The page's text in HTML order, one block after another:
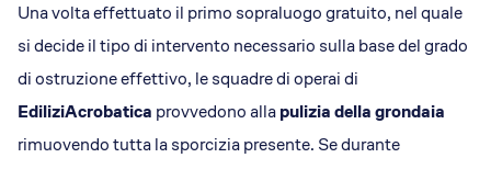
Una volta effettuato il primo sopraluogo gratuito, nel quale
si decide il tipo di intervento necessario sulla base del grado
di ostruzione effettivo, le squadre di operai di
EdiliziAcrobatica provvedono allapulizia della grondaia
rimuovendo tutta la sporcizia presente. Se durante